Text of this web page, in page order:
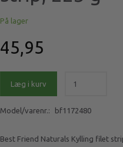
På lager
45,95
Læg i kurv
Model/varenr.: bf1172480
Best Friend Naturals Kylling filet